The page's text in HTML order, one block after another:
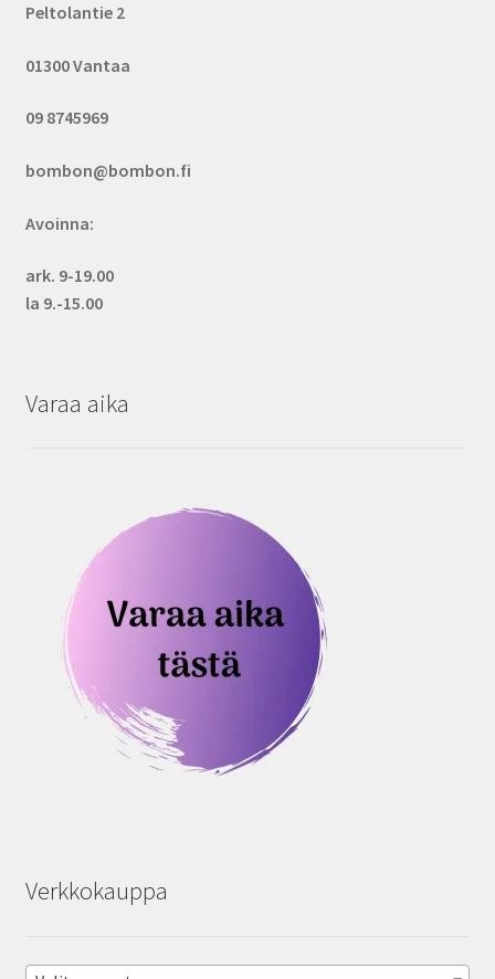
Peltolantie 2
01300 Vantaa
09 8745969
bombon@bombon.fi
Avoinna:
ark. 9-19.00
la 9.-15.00
Varaa aika
Verkkokauppa